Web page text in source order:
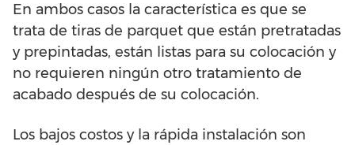
En ambos casos la característica es que se
trata de tiras de parquet que están pretratadas
y prepintadas, están listas para su colocación y
no requieren ningún otro tratamiento de
acabado después de su colocación.
Los bajos costos y la rápida instalación son